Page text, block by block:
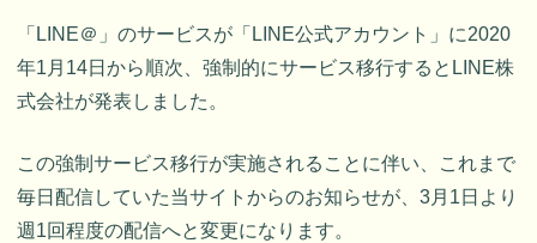
「LINE＠」のサービスが「LINE公式アカウント」に2020
年1月14日から順次、強制的にサービス移行するとLINE株
式会社が発表しました。
この強制サービス移行が実施されることに伴い、これまで
毎日配信していた当サイトからのお知らせが、3月1日より
週1回程度の配信へと変更になります。